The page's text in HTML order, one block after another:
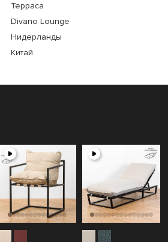
Терраса
Divano Lounge
Нидерланды
Китай